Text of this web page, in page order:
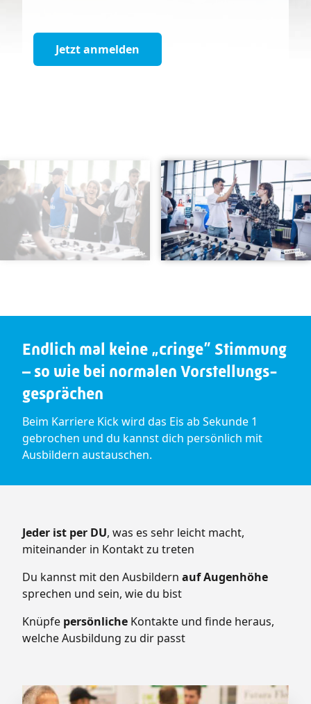
Jetzt anmelden
Endlich mal keine „cringe” Stimmung
– so wie bei normalen Vorstellungs­
ge­sprä­chen
Beim Karriere Kick wird das Eis ab Sekunde 1
gebrochen und du kannst dich persönlich mit
Ausbildern austauschen.
Jeder ist per DU, was es sehr leicht macht,
miteinander in Kontakt zu treten
Du kannst mit den Ausbildern auf Augenhöhe
sprechen und sein, wie du bist
Knüpfe persönliche Kontakte und finde heraus,
welche Ausbildung zu dir passt